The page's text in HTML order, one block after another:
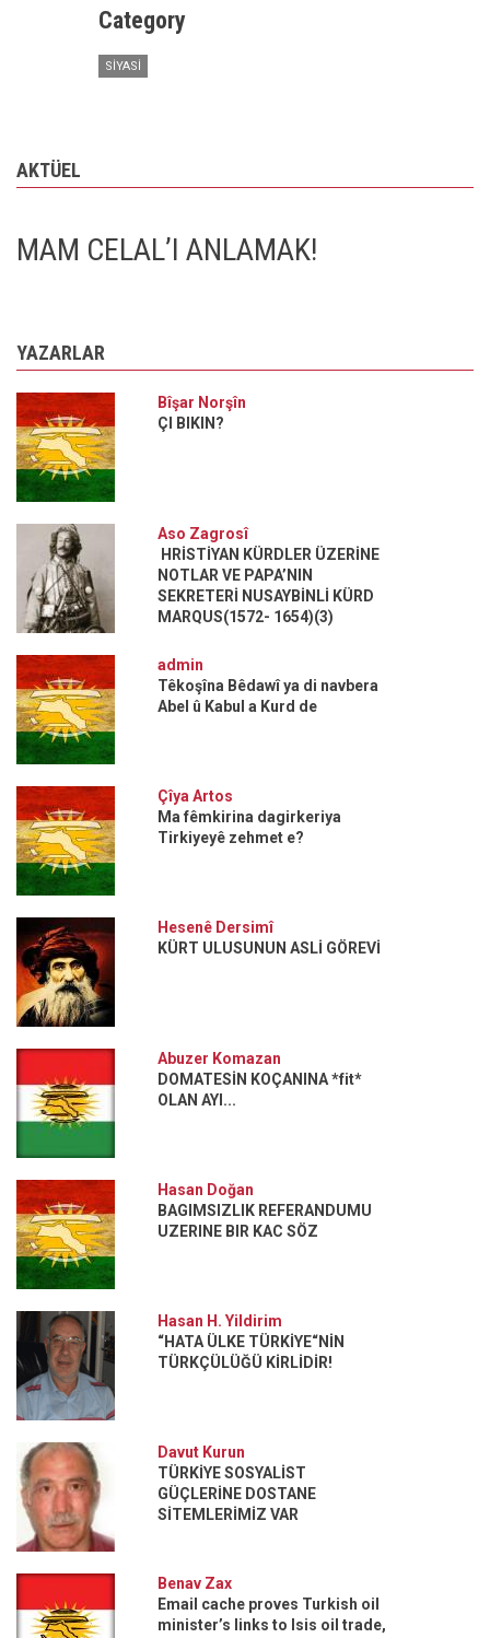
Category
SIYASI
AKTÜEL
MAM CELAL’I ANLAMAK!
YAZARLAR
Bîşar Norşîn
ÇI BIKIN?
Aso Zagrosî
HRİSTİYAN KÜRDLER ÜZERİNE
NOTLAR VE PAPA’NIN
SEKRETERİ NUSAYBİNLİ KÜRD
MARQUS(1572- 1654)(3)
admin
Têkoşîna Bêdawî ya di navbera
Abel û Kabul a Kurd de
Çîya Artos
Ma fêmkirina dagirkeriya
Tirkiyeyê zehmet e?
Hesenê Dersimî
KÜRT ULUSUNUN ASLİ GÖREVİ
Abuzer Komazan
DOMATESİN KOÇANINA *fit*
OLAN AYI...
Hasan Doğan
BAGIMSIZLIK REFERANDUMU
UZERINE BIR KAC SÖZ
Hasan H. Yildirim
“HATA ÜLKE TÜRKİYE“NİN
TÜRKÇÜLÜĞÜ KİRLİDİR!
Davut Kurun
TÜRKİYE SOSYALİST
GÜÇLERİNE DOSTANE
SİTEMLERİMİZ VAR
Benav Zax
Email cache proves Turkish oil
minister’s links to Isis oil trade,